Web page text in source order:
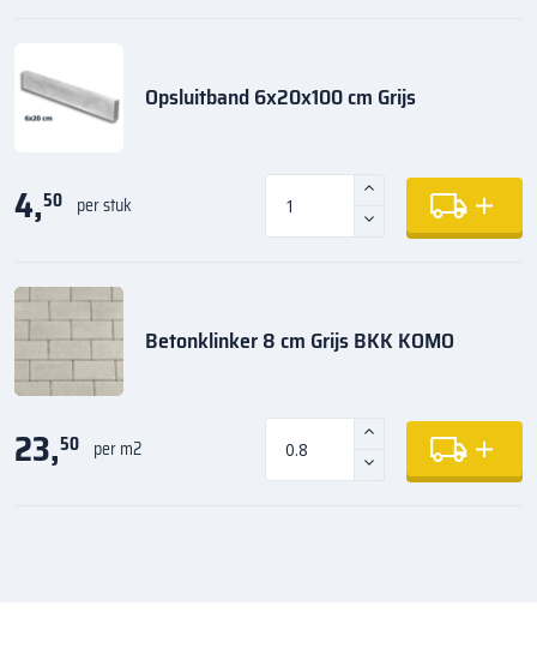
Opsluitband 6x20x100 cm Grijs
4,50 per stuk
Betonklinker 8 cm Grijs BKK KOMO
23,50 per m2